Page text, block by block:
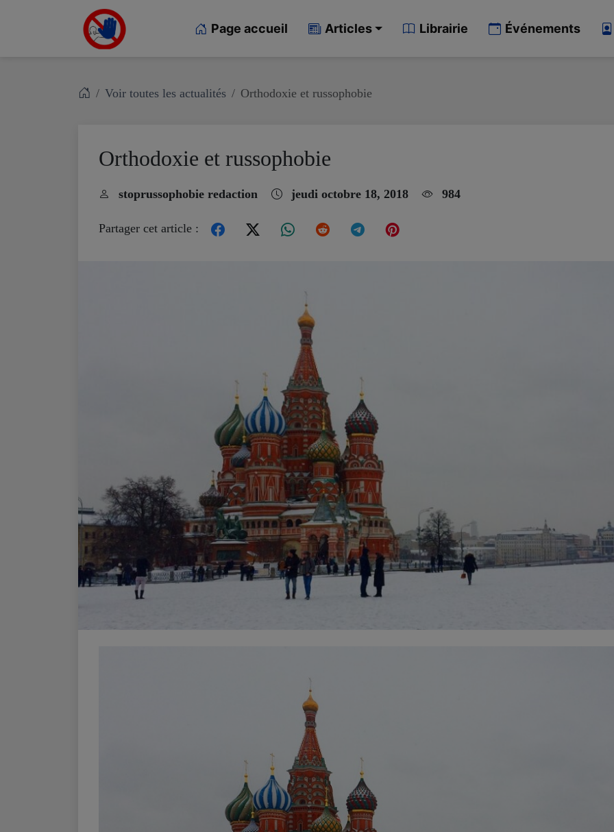
Page accueil Articles Librairie Événements
Voir toutes les actualités Orthodoxie et russophobie
Orthodoxie et russophobie
stoprussophobie redaction jeudi octobre 18, 2018 984
Partager cet article :